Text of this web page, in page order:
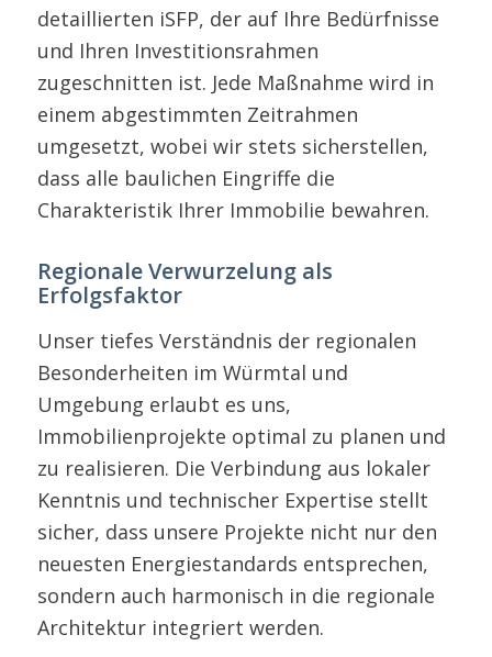
detaillierten iSFP, der auf Ihre Bedürfnisse
und Ihren Investitionsrahmen
zugeschnitten ist. Jede Maßnahme wird in
einem abgestimmten Zeitrahmen
umgesetzt, wobei wir stets sicherstellen,
dass alle baulichen Eingriffe die
Charakteristik Ihrer Immobilie bewahren.
Regionale Verwurzelung als
Erfolgsfaktor
Unser tiefes Verständnis der regionalen
Besonderheiten im Würmtal und
Umgebung erlaubt es uns,
Immobilienprojekte optimal zu planen und
zu realisieren. Die Verbindung aus lokaler
Kenntnis und technischer Expertise stellt
sicher, dass unsere Projekte nicht nur den
neuesten Energiestandards entsprechen,
sondern auch harmonisch in die regionale
Architektur integriert werden.